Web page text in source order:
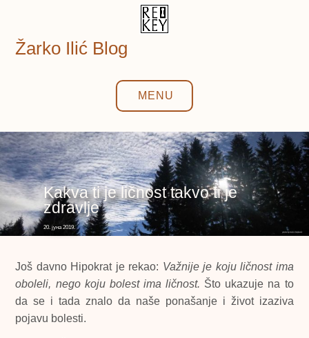
content
Žarko Ilić Blog
MENU
Kakva ti je ličnost takvo ti je
zdravlje
20. јуна 2019.
Još davno Hipokrat je rekao: Važnije je koju ličnost ima
oboleli, nego koju bolest ima ličnost. Što ukazuje na to
da se i tada znalo da naše ponašanje i život izaziva
pojavu bolesti.